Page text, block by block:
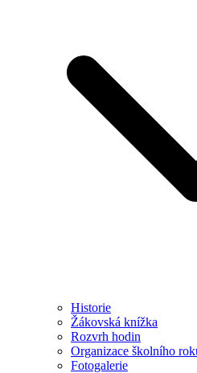
Historie
Žákovská knížka
Rozvrh hodin
Organizace školního
Fotogalerie